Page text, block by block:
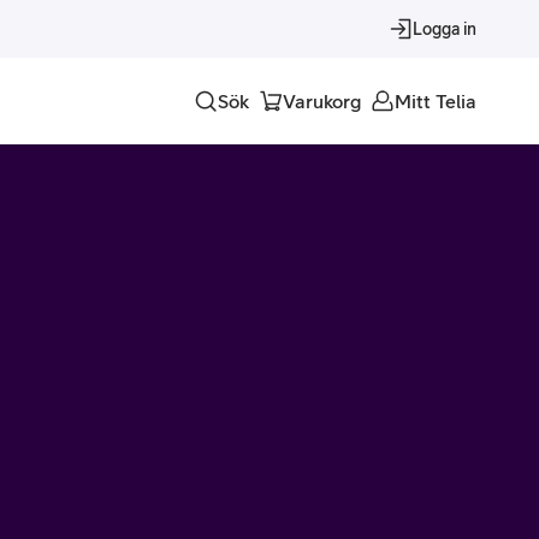
Logga in
Sök Varukorg Mitt Telia